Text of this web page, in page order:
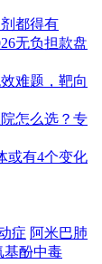
都得有
无负担款盘
难题，靶向
怎么选？专
或有4个变化
症 阿米巴肺
基酚中毒